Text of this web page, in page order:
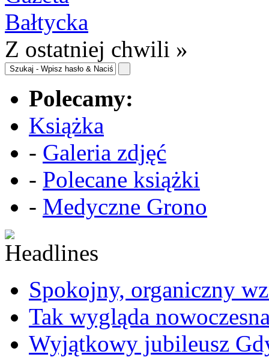
Z ostatniej chwili »
Polecamy:
Książka
- Galeria zdjęć
- Polecane książki
- Medyczne Grono
Spokojny, organiczny
Tak wygląda
Wyjątkowy jubileusz